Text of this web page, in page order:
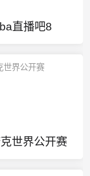
直播吧8
世界公开赛